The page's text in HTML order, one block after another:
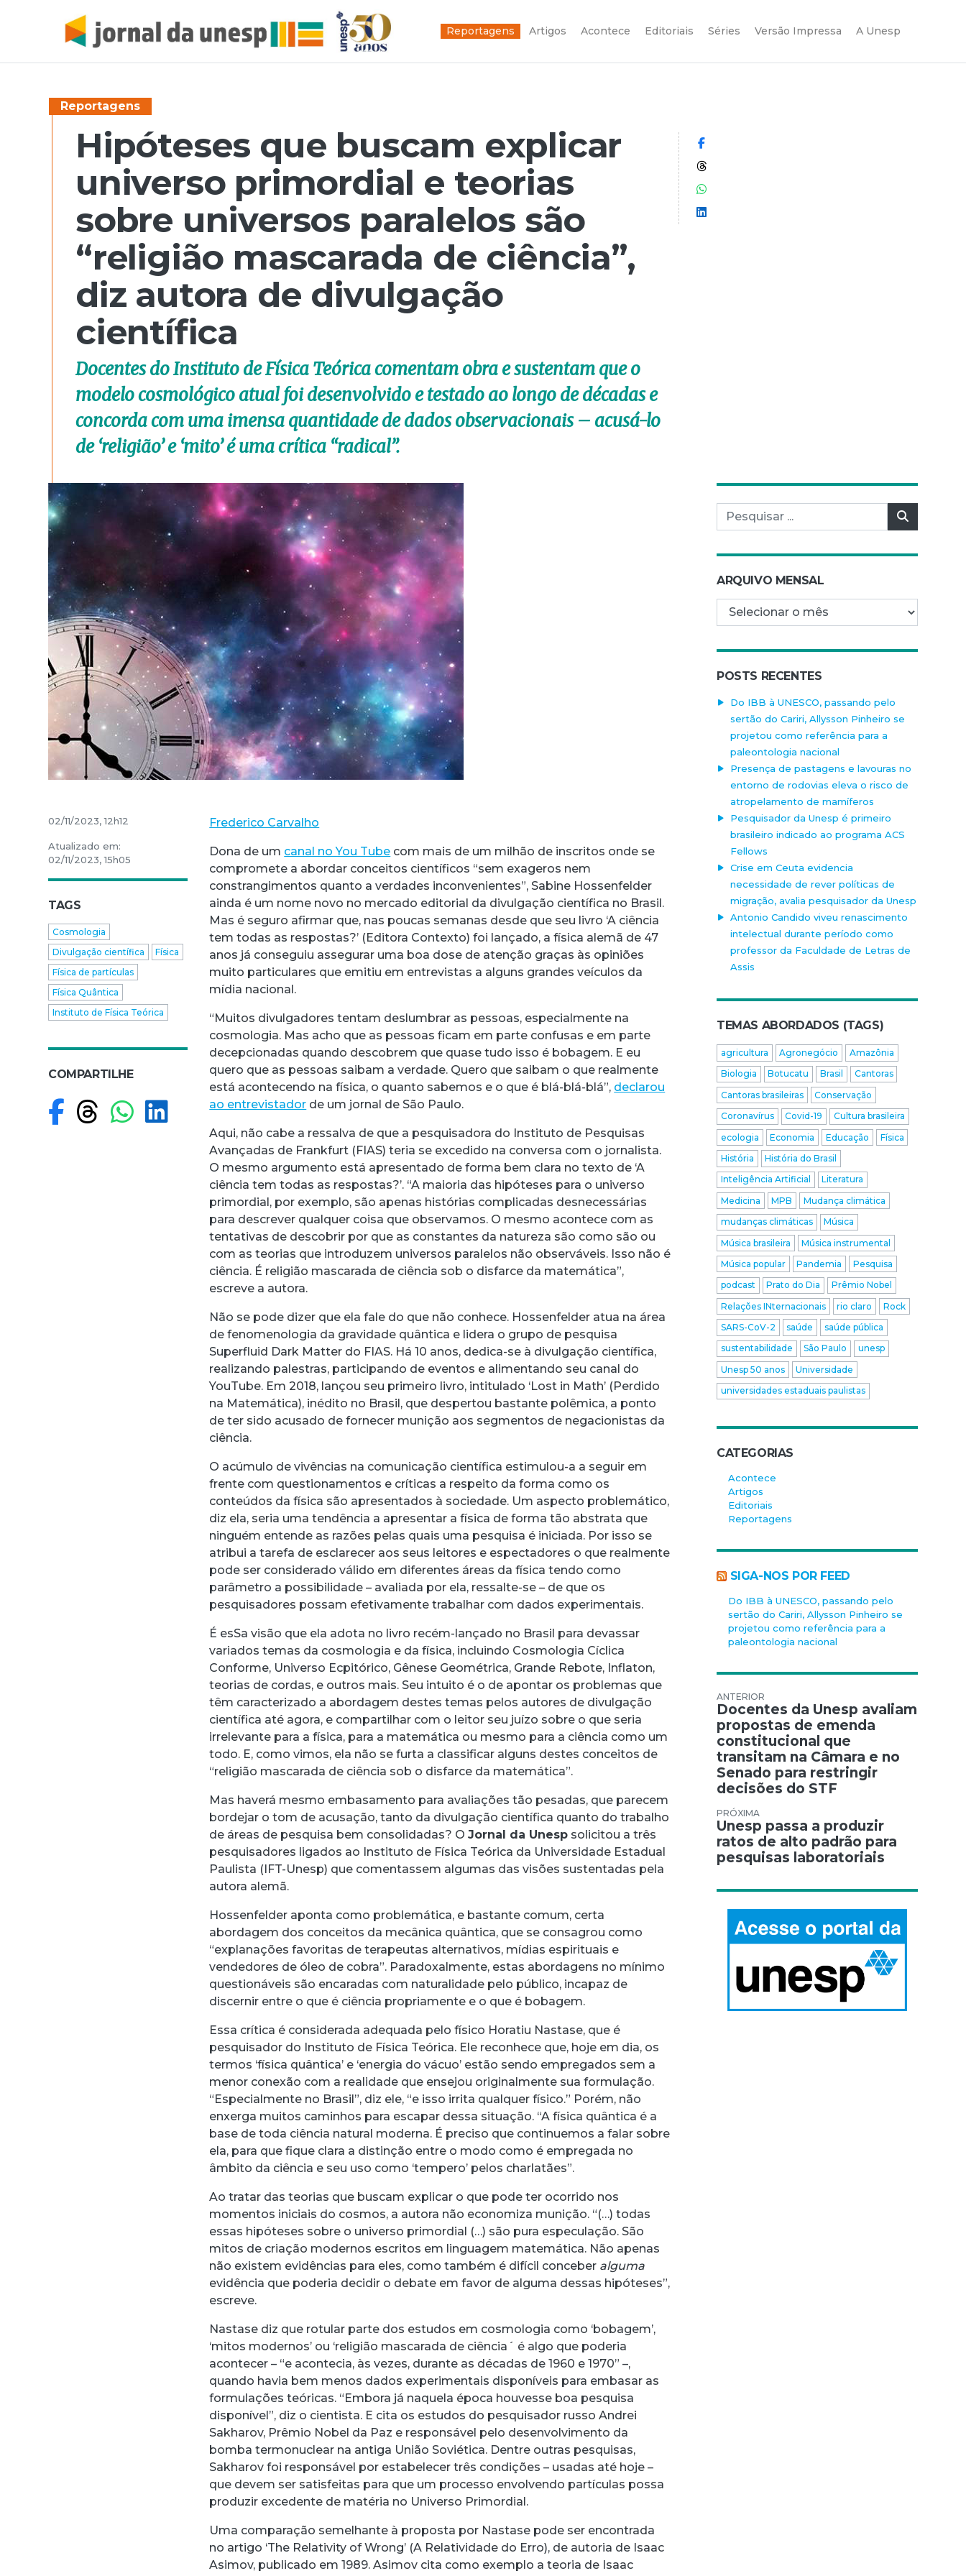
Reportagens Artigos Acontece Editoriais Séries Versão Impressa A Unesp
Reportagens
Hipóteses que buscam explicar
universo primordial e teorias
sobre universos paralelos são
“religião mascarada de ciência”,
diz autora de divulgação
científica
Docentes do Instituto de Física Teórica comentam obra e sustentam que o
modelo cosmológico atual foi desenvolvido e testado ao longo de décadas e
concorda com uma imensa quantidade de dados observacionais – acusá-lo
de ‘religião’ e ‘mito’ é uma crítica “radical”.
Compartilhar no Facebook
Compartilhar no Threads
Compartilhar no WhatsApp
Compartilhar no LinkedIn
Frederico Carvalho
Dona de um canal no You Tube com mais de um milhão de inscritos onde se
compromete a abordar conceitos científicos “sem exageros nem
constrangimentos quanto a verdades inconvenientes”, Sabine Hossenfelder
ainda é um nome novo no mercado editorial da divulgação científica no Brasil.
Mas é seguro afirmar que, nas poucas semanas desde que seu livro ‘A ciência
tem todas as respostas?’ (Editora Contexto) foi lançado, a física alemã de 47
anos já conseguiu assegurar uma boa dose de atenção graças às opiniões
muito particulares que emitiu em entrevistas a alguns grandes veículos da
mídia nacional.
“Muitos divulgadores tentam deslumbrar as pessoas, especialmente na
cosmologia. Mas acho que as pessoas ficam em parte confusas e em parte
decepcionadas quando descobrem que quase tudo isso é bobagem. E eu
quero que as pessoas saibam a verdade. Quero que saibam o que realmente
está acontecendo na física, o quanto sabemos e o que é blá-blá-blá”, declarou
ao entrevistador de um jornal de São Paulo.
Aqui, não cabe a ressalva de que a pesquisadora do Instituto de Pesquisas
Avançadas de Frankfurt (FIAS) teria se excedido na conversa com o jornalista.
O mesmo argumento está apresentado de forma bem clara no texto de ‘A
ciência tem todas as respostas?’. “A maioria das hipóteses para o universo
primordial, por exemplo, são apenas histórias complicadas desnecessárias
para descrever qualquer coisa que observamos. O mesmo acontece com as
tentativas de descobrir por que as constantes da natureza são como são ou
com as teorias que introduzem universos paralelos não observáveis. Isso não é
ciência. É religião mascarada de ciência sob o disfarce da matemática”,
escreve a autora.
Não se pode dizer que ela fale do que não conhece. Hossenfelder atua na área
de fenomenologia da gravidade quântica e lidera o grupo de pesquisa
Superfluid Dark Matter do FIAS. Há 10 anos, dedica-se à divulgação científica,
realizando palestras, participando de eventos e alimentando seu canal do
YouTube. Em 2018, lançou seu primeiro livro, intitulado ‘Lost in Math’ (Perdido
na Matemática), inédito no Brasil, que despertou bastante polêmica, a ponto
de ter sido acusado de fornecer munição aos segmentos de negacionistas da
ciência.
O acúmulo de vivências na comunicação científica estimulou-a a seguir em
frente com questionamentos e críticas a respeito da forma como os
conteúdos da física são apresentados à sociedade. Um aspecto problemático,
diz ela, seria uma tendência a apresentar a física de forma tão abstrata que
ninguém entende as razões pelas quais uma pesquisa é iniciada. Por isso se
atribui a tarefa de esclarecer aos seus leitores e espectadores o que realmente
pode ser considerado válido em diferentes áreas da física tendo como
parâmetro a possibilidade – avaliada por ela, ressalte-se – de que os
pesquisadores possam efetivamente trabalhar com dados experimentais.
É esSa visão que ela adota no livro recém-lançado no Brasil para devassar
variados temas da cosmologia e da física, incluindo Cosmologia Cíclica
Conforme, Universo Ecpitórico, Gênese Geométrica, Grande Rebote, Inflaton,
teorias de cordas, e outros mais. Seu intuito é o de apontar os problemas que
têm caracterizado a abordagem destes temas pelos autores de divulgação
científica até agora, e compartilhar com o leitor seu juízo sobre o que seria
irrelevante para a física, para a matemática ou mesmo para a ciência como um
todo. E, como vimos, ela não se furta a classificar alguns destes conceitos de
“religião mascarada de ciência sob o disfarce da matemática”.
Mas haverá mesmo embasamento para avaliações tão pesadas, que parecem
bordejar o tom de acusação, tanto da divulgação científica quanto do trabalho
de áreas de pesquisa bem consolidadas? OJornal da Unesp solicitou a três
pesquisadores ligados ao Instituto de Física Teórica da Universidade Estadual
Paulista (IFT-Unesp) que comentassem algumas das visões sustentadas pela
autora alemã.
Hossenfelder aponta como problemática, e bastante comum, certa
abordagem dos conceitos da mecânica quântica, que se consagrou como
“explanações favoritas de terapeutas alternativos, mídias espirituais e
vendedores de óleo de cobra”. Paradoxalmente, estas abordagens no mínimo
questionáveis são encaradas com naturalidade pelo público, incapaz de
discernir entre o que é ciência propriamente e o que é bobagem.
Essa crítica é considerada adequada pelo físico Horatiu Nastase, que é
pesquisador do Instituto de Física Teórica. Ele reconhece que, hoje em dia, os
termos ‘física quântica’ e ‘energia do vácuo’ estão sendo empregados sem a
menor conexão com a realidade que ensejou originalmente sua formulação.
“Especialmente no Brasil”, diz ele, “e isso irrita qualquer físico.” Porém, não
enxerga muitos caminhos para escapar dessa situação. “A física quântica é a
base de toda ciência natural moderna. É preciso que continuemos a falar sobre
ela, para que fique clara a distinção entre o modo como é empregada no
âmbito da ciência e seu uso como ‘tempero’ pelos charlatães”.
Ao tratar das teorias que buscam explicar o que pode ter ocorrido nos
momentos iniciais do cosmos, a autora não economiza munição. “(…) todas
essas hipóteses sobre o universo primordial (…) são pura especulação. São
mitos de criação modernos escritos em linguagem matemática. Não apenas
não existem evidências para eles, como também é difícil conceber alguma
evidência que poderia decidir o debate em favor de alguma dessas hipóteses”,
escreve.
Nastase diz que rotular parte dos estudos em cosmologia como ‘bobagem’,
‘mitos modernos’ ou ‘religião mascarada de ciência´ é algo que poderia
acontecer – “e acontecia, às vezes, durante as décadas de 1960 e 1970” –,
quando havia bem menos dados experimentais disponíveis para embasar as
formulações teóricas. “Embora já naquela época houvesse boa pesquisa
disponível”, diz o cientista. E cita os estudos do pesquisador russo Andrei
Sakharov, Prêmio Nobel da Paz e responsável pelo desenvolvimento da
bomba termonuclear na antiga União Soviética. Dentre outras pesquisas,
Sakharov foi responsável por estabelecer três condições – usadas até hoje –
que devem ser satisfeitas para que um processo envolvendo partículas possa
produzir excedente de matéria no Universo Primordial.
Uma comparação semelhante à proposta por Nastase pode ser encontrada
no artigo ‘The Relativity of Wrong’ (A Relatividade do Erro), de autoria de Isaac
Asimov, publicado em 1989. Asimov cita como exemplo a teoria de Isaac
02/11/2023, 12h12
Atualizado em:
02/11/2023, 15h05
TAGS
Cosmologia
Divulgação científica
Física
Física de partículas
Física Quântica
Instituto de Física Teórica
COMPARTILHE
Compartilhar no Facebook
Compartilhar no Threads
Compartilhar no WhatsApp
Compartilhar no LinkedIn
Pesquisar por:
ARQUIVO MENSAL
Arquivo mensal
POSTS RECENTES
Do IBB à UNESCO, passando pelo
sertão do Cariri, Allysson Pinheiro se
projetou como referência para a
paleontologia nacional
Presença de pastagens e lavouras no
entorno de rodovias eleva o risco de
atropelamento de mamíferos
Pesquisador da Unesp é primeiro
brasileiro indicado ao programa ACS
Fellows
Crise em Ceuta evidencia
necessidade de rever políticas de
migração, avalia pesquisador da Unesp
Antonio Candido viveu renascimento
intelectual durante período como
professor da Faculdade de Letras de
Assis
TEMAS ABORDADOS (TAGS)
agricultura Agronegócio
Amazônia
Biologia
Botucatu Brasil
Cantoras
Cantoras brasileiras
Conservação
Coronavírus
Covid-19
Cultura brasileira
ecologia
Economia Educação
Física
História
História do Brasil
Inteligência Artificial
Literatura
Medicina
MPB
Mudança climática
mudanças climáticas
Música
Música brasileira
Música instrumental
Música popular
Pandemia
Pesquisa
podcast
Prato do Dia
Prêmio Nobel
Relações INternacionais
rio claro
Rock
SARS-CoV-2
saúde
saúde pública
sustentabilidade
São Paulo
unesp
Unesp 50 anos
Universidade
universidades estaduais paulistas
CATEGORIAS
Acontece
Artigos
Editoriais
Reportagens
SIGA-NOS POR FEED
Do IBB à UNESCO, passando pelo
sertão do Cariri, Allysson Pinheiro se
projetou como referência para a
paleontologia nacional
Navegação de Post
Docentes da Unesp avaliam
propostas de emenda
constitucional que
transitam na Câmara e no
Senado para restringir
decisões do STF
Unesp passa a produzir
ratos de alto padrão para
pesquisas laboratoriais